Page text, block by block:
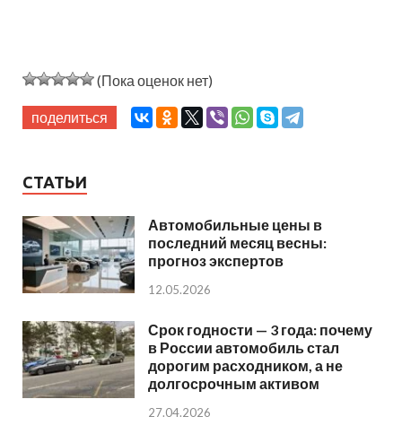
(Пока оценок нет)
поделиться
СТАТЬИ
Автомобильные цены в
последний месяц весны:
прогноз экспертов
12.05.2026
Срок годности — 3 года: почему
в России автомобиль стал
дорогим расходником, а не
долгосрочным активом
27.04.2026